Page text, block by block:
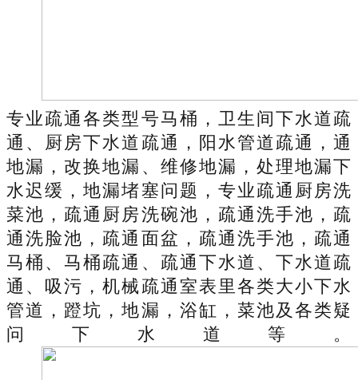
专业疏通各类型号马桶，卫生间下水道疏
通、厨房下水道疏通，阳水管道疏通，通
地漏，改换地漏、维修地漏，处理地漏下
水迟缓，地漏堵塞问题，专业疏通厨房洗
菜池，疏通厨房洗碗池，疏通洗手池，疏
通洗脸池，疏通面盆，疏通洗手池，疏通
马桶、马桶疏通、疏通下水道、下水道疏
通、吸污，机械疏通室表里各类大小下水
管道，蹬坑，地漏，浴缸，菜池及各类疑
问下水道等。